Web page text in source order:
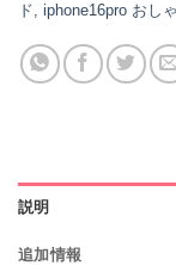
ド, iphone16pro おし
説明
追加情報